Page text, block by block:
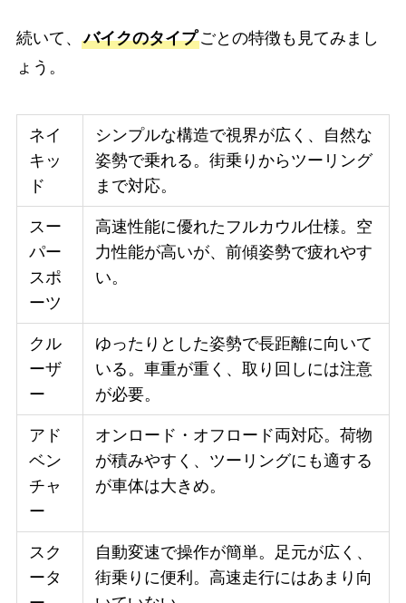
続いて、 バイクのタイプごとの特徴も見てみまし
ょう。
ネイ
キッ
ド
シンプルな構造で視界が広く、自然な
姿勢で乗れる。街乗りからツーリング
まで対応。
スー
パー
スポ
ーツ
高速性能に優れたフルカウル仕様。空
力性能が高いが、前傾姿勢で疲れやす
い。
クル
ーザ
ー
ゆったりとした姿勢で長距離に向いて
いる。車重が重く、取り回しには注意
が必要。
アド
ベン
チャ
ー
オンロード・オフロード両対応。荷物
が積みやすく、ツーリングにも適する
が車体は大きめ。
スク
ータ
自動変速で操作が簡単。足元が広く、
街乗りに便利。高速走行にはあまり向